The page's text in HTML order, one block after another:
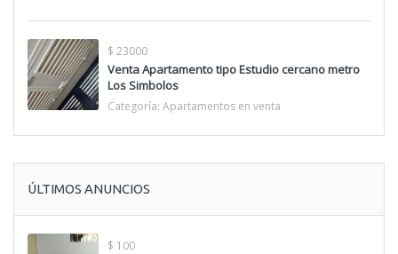
$ 23000
Venta Apartamento tipo Estudio cercano metro
Los Simbolos
Categoría: Apartamentos en venta
ÚLTIMOS ANUNCIOS
$ 100